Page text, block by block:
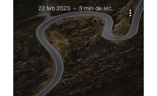
22 feb 2023 3 min de lectura